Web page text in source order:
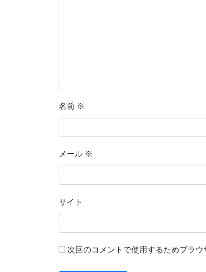
名前 ※
メール ※
サイト
次回のコメントで使用するためブラ